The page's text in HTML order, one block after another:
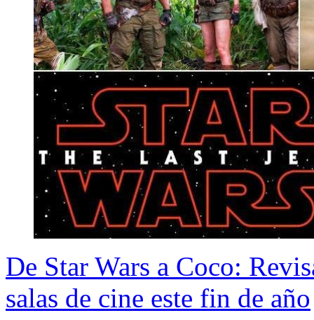
De Star Wars a Coco:
salas de cine este fin de año